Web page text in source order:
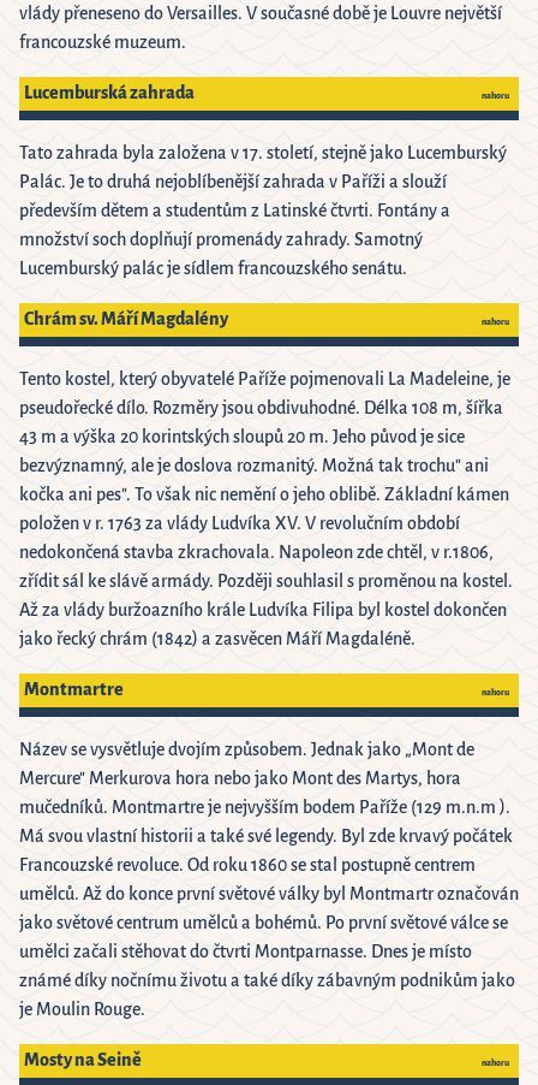
vlády přeneseno do Versailles. V současné době je Louvre největší
francouzské muzeum.
Lucemburská zahrada nahoru
Tato zahrada byla založena v 17. století, stejně jako Lucemburský
Palác. Je to druhá nejoblíbenější zahrada v Paříži a slouží
především dětem a studentům z Latinské čtvrti. Fontány a
množství soch doplňují promenády zahrady. Samotný
Lucemburský palác je sídlem francouzského senátu.
Chrám sv. Máří Magdalény nahoru
Tento kostel, který obyvatelé Paříže pojmenovali La Madeleine, je
pseudořecké dílo. Rozměry jsou obdivuhodné. Délka 108 m, šířka
43 m a výška 20 korintských sloupů 20 m. Jeho původ je sice
bezvýznamný, ale je doslova rozmanitý. Možná tak trochu" ani
kočka ani pes". To však nic nemění o jeho oblibě. Základní kámen
položen v r. 1763 za vlády Ludvíka XV. V revolučním období
nedokončená stavba zkrachovala. Napoleon zde chtěl, v r.1806,
zřídit sál ke slávě armády. Později souhlasil s proměnou na kostel.
Až za vlády buržoazního krále Ludvíka Filipa byl kostel dokončen
jako řecký chrám (1842) a zasvěcen Máří Magdaléně.
Montmartre nahoru
Název se vysvětluje dvojím způsobem. Jednak jako „Mont de
Mercure" Merkurova hora nebo jako Mont des Martys, hora
mučedníků. Montmartre je nejvyšším bodem Paříže (129 m.n.m ).
Má svou vlastní historii a také své legendy. Byl zde krvavý počátek
Francouzské revoluce. Od roku 1860 se stal postupně centrem
umělců. Až do konce první světové války byl Montmartr označován
jako světové centrum umělců a bohémů. Po první světové válce se
umělci začali stěhovat do čtvrti Montparnasse. Dnes je místo
známé díky nočnímu životu a také díky zábavným podnikům jako
je Moulin Rouge.
Mosty na Seině nahoru